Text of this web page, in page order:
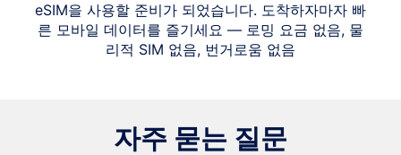
eSIM을 사용할 준비가 되었습니다. 도착하자마자 빠
른 모바일 데이터를 즐기세요 — 로밍 요금 없음, 물
리적 SIM 없음, 번거로움 없음
자주 묻는 질문